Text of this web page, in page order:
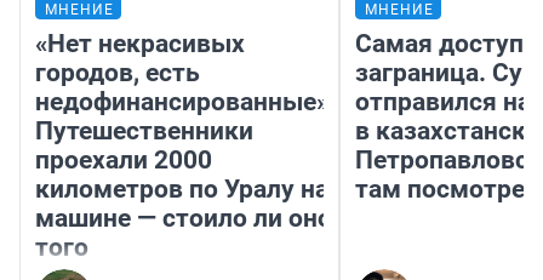
МНЕНИЕ
«Нет некрасивых
городов, есть
недофинансированные».
Путешественники
проехали 2000
километров по Уралу на
машине — стоило ли оно
того
МНЕНИЕ
Самая
заграница.
отправился
в
там